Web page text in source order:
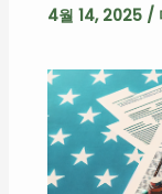
4월 14, 2025 /